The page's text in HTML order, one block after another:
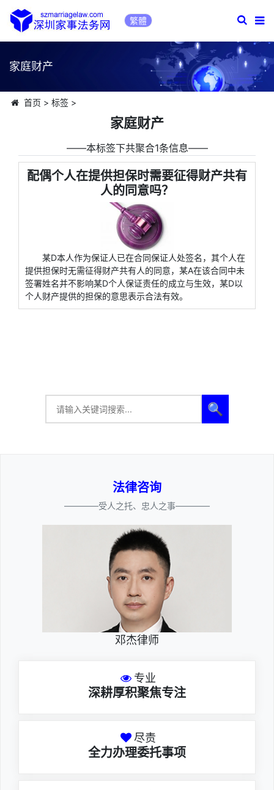
繁體
家庭财产
首页 > 标签>
家庭财产
――本标签下共聚合1条信息――
配偶个人在提供担保时需要征得财产共有
人的同意吗？
某D本人作为保证人已在合同保证人处签名，其个人在
提供担保时无需征得财产共有人的同意，某A在该合同中未
签署姓名并不影响某D个人保证责任的成立与生效，某D以
个人财产提供的担保的意思表示合法有效。
🔍
法律咨询
————受人之托、忠人之事————
邓杰律师
专业
深耕厚积聚焦专注
尽责
全力办理委托事项